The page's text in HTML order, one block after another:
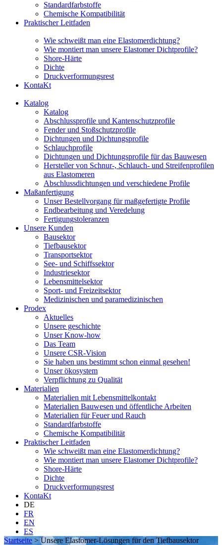
Standardfarbstoffe
Chemische Kompatibilität
Praktischer Leitfaden
Wie schweißt man eine Elastomerdichtung?
Wie montiert man unsere Elastomer Dichtprofile?
Shore-Härte
Dichte
Druckverformungsrest
KontaKt
Katalog
Katalog
Abschlussprofile und Kantenschutzprofile
Fender und Stoßschutzprofile
Dichtungen und Dichtungsprofile
Schlauchprofile
Dichtungen und Dichtungsprofile für das Bauwesen
Hersteller von Schnur-, Schlauch- und Streifenprofilen
aus Elastomeren
Abschlussdichtungen und verschiedene Profile
Maßanfertigung
Unser Bestellvorgang für maßgefertigte Profile
Endbearbeitung und Veredelung
Fertigungstoleranzen
Unsere Kunden
Bausektor
Tiefbausektor
Transportsektor
See- und Schiffssektor
Industriesektor
Lebensmittelsektor
Sport- und Freizeitsektor
Medizinischen und paramedizinischen
Prodex
Aktuelles
Unsere geschichte
Unser Know-how
Das Team
Unsere CSR-Vision
Sie haben uns bestimmt schon einmal gesehen!
Unser ökosystem
Verpflichtung zu Qualität
Materialien
Materialien mit Lebensmittelkontakt
Materialien Bauwesen und öffentliche Arbeiten
Materialien für Feuer und Rauch
Standardfarbstoffe
Chemische Kompatibilität
Praktischer Leitfaden
Wie schweißt man eine Elastomerdichtung?
Wie montiert man unsere Elastomer Dichtprofile?
Shore-Härte
Dichte
Druckverformungsrest
KontaKt
DE
FR
EN
ES
Startseite >Unsere Elastomer-Lösungen für den Tiefbausektor